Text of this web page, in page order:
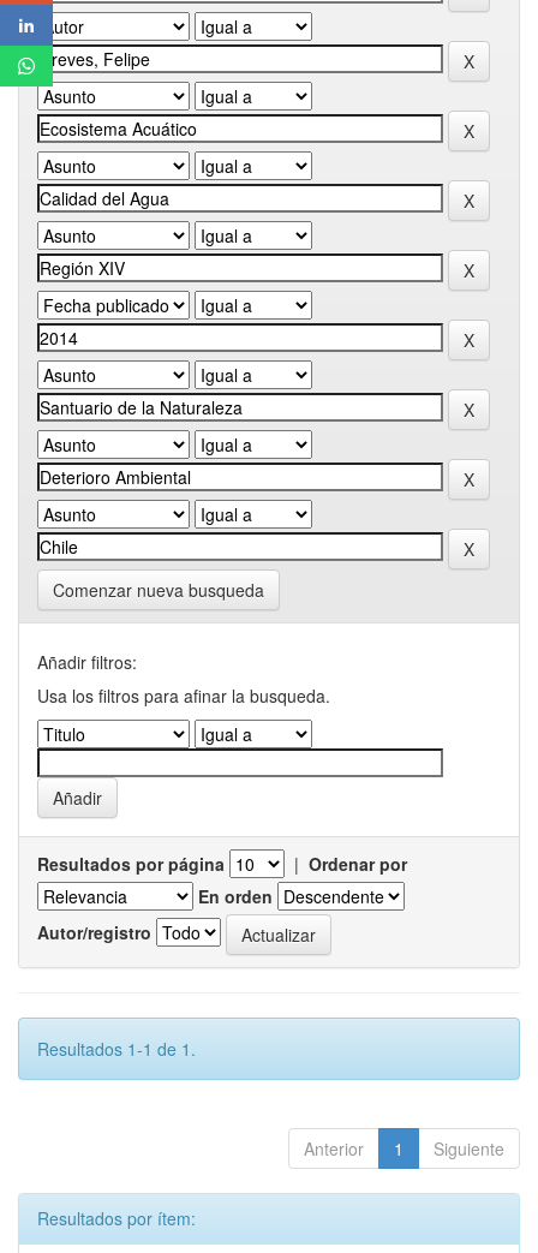
Comenzar nueva busqueda
Añadir filtros:
Usa los filtros para afinar la busqueda.
Resultados por página | Ordenar por
En orden
Autor/registro
Resultados 1-1 de 1.
Anterior 1 Siguiente
Resultados por ítem: